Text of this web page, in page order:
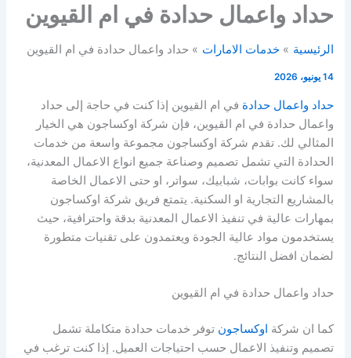
حداد واعمال حدادة في ام القيوين
الرئيسية خدمات الامارات حداد واعمال حدادة في ام القيوين
14 يونيو، 2026
حداد واعمال حدادة في ام القيوين إذا كنت في حاجة إلى حداد
واعمال حدادة في ام القيوين، فإن شركة اوكساجون هي الخيار
المثالي لك. تقدم شركة اوكساجون مجموعة واسعة من خدمات
الحدادة التي تشمل تصميم وصناعة جميع انواع الاعمال المعدنية،
سواء كانت بوابات، شبابيك، سواتر، او حتى الاعمال الخاصة
بالمشاريع التجارية او السكنية. يتمتع فريق شركة اوكساجون
بمهارات عالية في تنفيذ الاعمال المعدنية بدقة واحترافية، حيث
يستخدمون مواد عالية الجودة ويعتمدون على تقنيات متطورة
لضمان افضل النتائج.
حداد واعمال حدادة في ام القيوين
كما ان شركة اوكساجون توفر خدمات حدادة متكاملة تشمل
تصميم وتنفيذ الاعمال حسب احتياجات العميل. إذا كنت ترغب في